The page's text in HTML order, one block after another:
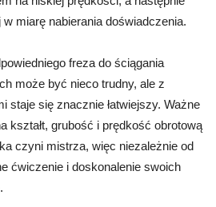
miarę nabierania doświadczenia.
freza do ściągania
może być nieco trudny, ale z
staje się znacznie łatwiejszy. Ważne
kształt, grubość i prędkość obrotową
czyni mistrza, więc niezależnie od
ćwiczenie i doskonalenie swoich